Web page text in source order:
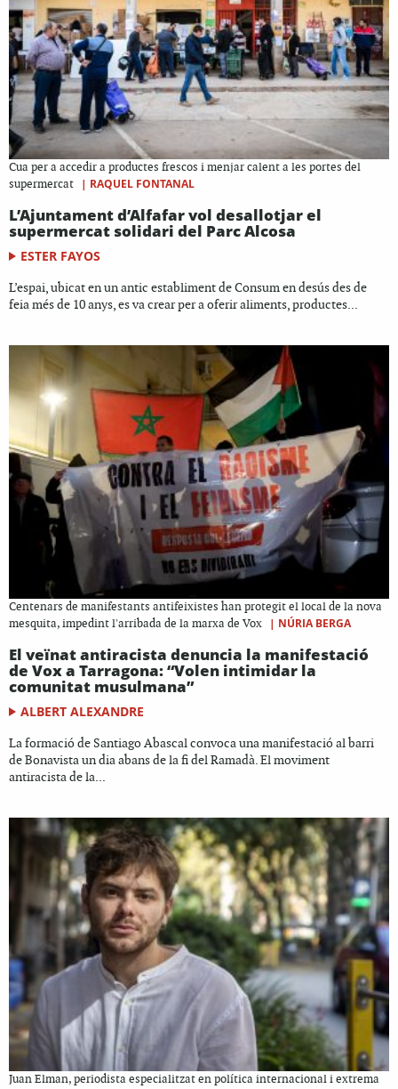
Cua per a accedir a productes frescos i menjar calent a les portes del
supermercat
| RAQUEL FONTANAL
L’Ajuntament d’Alfafar vol desallotjar el
supermercat solidari del Parc Alcosa
ESTER FAYOS
L’espai, ubicat en un antic establiment de Consum en desús des de
feia més de 10 anys, es va crear per a oferir aliments, productes...
Centenars de manifestants antifeixistes han protegit el local de la nova
mesquita, impedint l'arribada de la marxa de Vox
| NÚRIA BERGA
El veïnat antiracista denuncia la manifestació
de Vox a Tarragona: “Volen intimidar la
comunitat musulmana”
ALBERT ALEXANDRE
La formació de Santiago Abascal convoca una manifestació al barri
de Bonavista un dia abans de la fi del Ramadà. El moviment
antiracista de la...
Juan Elman, periodista especialitzat en política internacional i extrema